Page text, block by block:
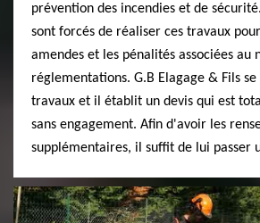
prévention des incendies et de
sont forcés de réaliser ces travaux
amendes et les pénalités associées au
réglementations. G.B Elagage & Fils se
travaux et il établit un devis qui est
sans engagement. Afin d'avoir les
supplémentaires, il suffit de lui passer